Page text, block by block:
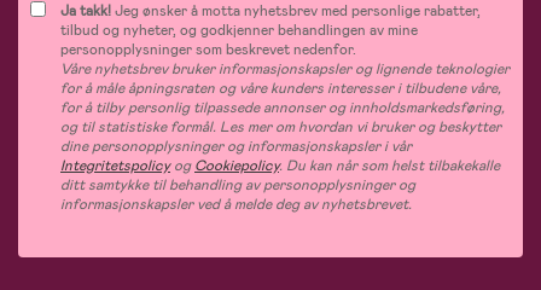
Ja takk!Jeg ønsker å motta nyhetsbrev med personlige rabatter,
tilbud og nyheter, og godkjenner behandlingen av mine
personopplysninger som beskrevet nedenfor.
Våre nyhetsbrev bruker informasjonskapsler og lignende teknologier
for å måle åpningsraten og våre kunders interesser i tilbudene våre,
for å tilby personlig tilpassede annonser og innholdsmarkedsføring,
og til statistiske formål. Les mer om hvordan vi bruker og beskytter
dine personopplysninger og informasjonskapsler i vår
IntegritetspolicyogCookiepolicy. Du kan når som helst tilbakekalle
ditt samtykke til behandling av personopplysninger og
informasjonskapsler ved å melde deg av nyhetsbrevet.